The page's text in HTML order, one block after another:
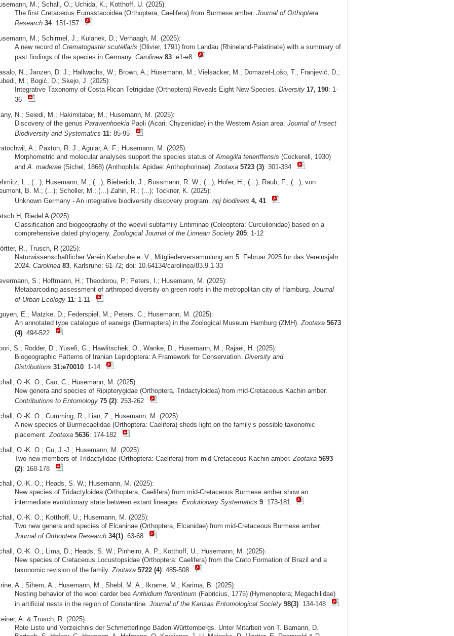
M.; Schall, O.; Uchida, K.; Kotthoff, U. (2025):
The first Cretaceous Eumastacoidea (Orthoptera, Caelifera) from Burmese amber. Journal of Orthoptera
Research 34: 151-157
M.; Schirmel, J.; Kulanek, D.; Verhaagh, M. (2025):
A new record of Crematogaster scutellaris (Olivier, 1791) from Landau (Rhineland-Palatinate) with a summary of
past findings of the species in Germany. Carolinea 83: e1-e8
N.; Janzen, D. J.; Hallwachs, W.; Brown, A.; Husemann, M.; Vielsäcker, M.; Domazet-Lošo, T.; Franjević, D.;
M.; Bogić, D.; Skejo, J. (2025):
Integrative Taxonomy of Costa Rican Tetrigidae (Orthoptera) Reveals Eight New Species. Diversity 17, 190: 1-
36
N.; Seiedi, M.; Hakimitabar, M.; Husemann, M. (2025):
Discovery of the genus ParawenhoekiaPaoli (Acari: Chyzeriidae) in the Western Asian area. Journal of Insect
Biodiversity and Systematics 11: 85-95
A.; Paxton, R. J.; Aguiar, A. F.; Husemann, M. (2025):
Morphometric and molecular analyses support the species status ofAmegilla teneriffensis (Cockerell, 1930)
andA. maderae(Sichel, 1868) (Anthophila: Apidae: Anthophorinae).Zootaxa 5723 (3): 301-334
L.; (...); Husemann, M.; (...); Bieberich, J.; Bussmann, R. W.; (...); Höfer, H.; (...); Raub, F.; (...); von
B. M.; (...); Scholler, M.; (...) Zahiri, R.; (...); Tockner, K. (2025):
Unknown Germany - An integrative biodiversity discovery program. npj biodivers 4, 41
H, Riedel A (2025):
Classification and biogeography of the weevil subfamily Entiminae (Coleoptera: Curculionidae) based on a
comprehensive dated phylogeny.Zoological Journal of the Linnean Society 205: 1-12
R., Trusch, R (2025):
Naturwissenschaftlicher Verein Karlsruhe e. V., Mitgliederversammlung am 5. Februar 2025 für das Vereinsjahr
2024. Carolinea 83, Karlsruhe: 61-72; doi: 10.64134/carolinea/83.9.1-33
S.; Hoffmann, H.; Theodorou, P.; Peters, I.; Husemann, M. (2025):
Metabarcoding assessment of arthropod diversity on green roofs in the metropolitan city of Hamburg. Journal
of Urban Ecology 11: 1-11
E.; Matzke, D.; Federspiel, M.; Peters, C.; Husemann, M. (2025):
An annotated type catalogue of earwigs (Dermaptera) in the Zoological Museum Hamburg (ZMH).Zootaxa 5673
(4): 494-522
S.; Rödder, D.; Yusefi, G.; Hawlitschek, O.; Wanke, D.; Husemann, M.; Rajaei, H. (2025):
Biogeographic Patterns of Iranian Lepidoptera: A Framework for Conservation. Diversity and
Distributions 31:e70010: 1-14
O.-K. O.; Cao, C.; Husemann, M. (2025):
New genera and species of Ripipterygidae (Orthoptera, Tridactyloidea) from mid-Cretaceous Kachin amber.
Contributions to Entomology 75 (2): 253-262
O.-K. O.; Cumming, R.; Lian, Z.; Husemann, M. (2025):
A new species of Burmecaelidae (Orthoptera: Caelifera) sheds light on the family’s possible taxonomic
placement. Zootaxa 5636: 174-182
O.-K. O.; Gu, J.-J.; Husemann, M. (2025):
Two new members of Tridactylidae (Orthoptera: Caelifera) from mid-Cretaceous Kachin amber. Zootaxa 5693
(2): 168-178
O.-K. O.; Heads, S. W.; Husemann, M. (2025):
New species of Tridactyloidea (Orthoptera, Caelifera) from mid-Cretaceous Burmese amber show an
intermediate evolutionary state between extant lineages. Evolutionary Systematics 9: 173-181
O.-K. O.; Kotthoff, U.; Husemann, M. (2025):
Two new genera and species of Elcaninae (Orthoptera, Elcanidae) from mid-Cretaceous Burmese amber.
Journal of Orthoptera Research 34(1): 63-68
O.-K. O.; Lima, D.; Heads, S. W.; Pinheiro, A. P.; Kotthoff, U.; Husemann, M. (2025):
New species of Cretaceous Locustopsidae (Orthoptera: Caelifera) from the Crato Formation of Brazil and a
taxonomic revision of the family.Zootaxa 5722 (4): 485-508
A.; Sihem, A.; Husemann, M.; Shebl, M. A.; Ikrame, M.; Karima, B. (2025):
Nesting behavior of the wool carder bee Anthidium florentinum(Fabricius, 1775) (Hymenoptera; Megachilidae)
in artificial nests in the region of Constantine. Journal of the Kansas Entomological Society 98(3): 134-148
A. & Trusch, R. (2025):
Rote Liste und Verzeichnis der Schmetterlinge Baden-Württembergs. Unter Mitarbeit von T. Bamann, D.